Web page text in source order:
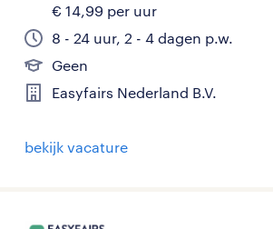
€ 14,99 per uur
8 - 24 uur, 2 - 4 dagen p.w.
Geen
Easyfairs Nederland B.V.
bekijk vacature